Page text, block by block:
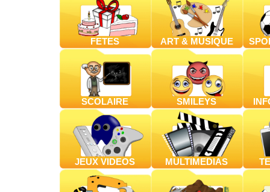
FETES ART & MUSIQUE
SCOLAIRE SMILEYS
JEUX VIDEOS MULTIMEDIAS